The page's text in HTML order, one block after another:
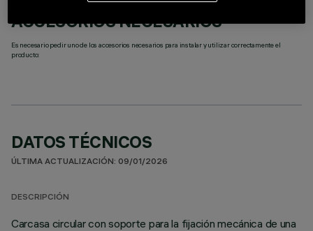
ACCESORIOS NECESARIOS
Es necesario pedir uno de los accesorios necesarios para instalar y utilizar correctamente el
producto:
DATOS TÉCNICOS
ÚLTIMA ACTUALIZACIÓN: 09/01/2026
DESCRIPCIÓN
Carcasa circular con soporte para la fijación mecánica de una